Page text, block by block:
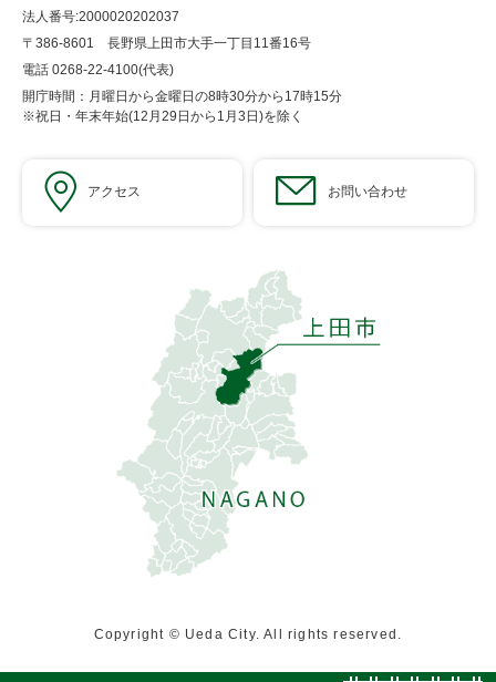
法人番号:2000020202037
〒386-8601 長野県上田市大手一丁目11番16号
電話 0268-22-4100(代表)
開庁時間：月曜日から金曜日の8時30分から17時15分
※祝日・年末年始(12月29日から1月3日)を除く
アクセス お問い合わせ
Copyright © Ueda City. All rights reserved.